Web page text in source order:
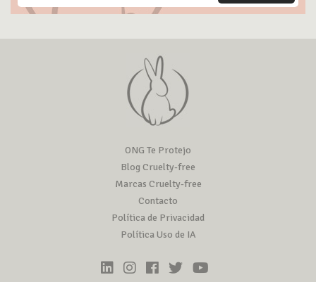
ONG Te Protejo
Blog Cruelty-free
Marcas Cruelty-free
Contacto
Política de Privacidad
Política Uso de IA